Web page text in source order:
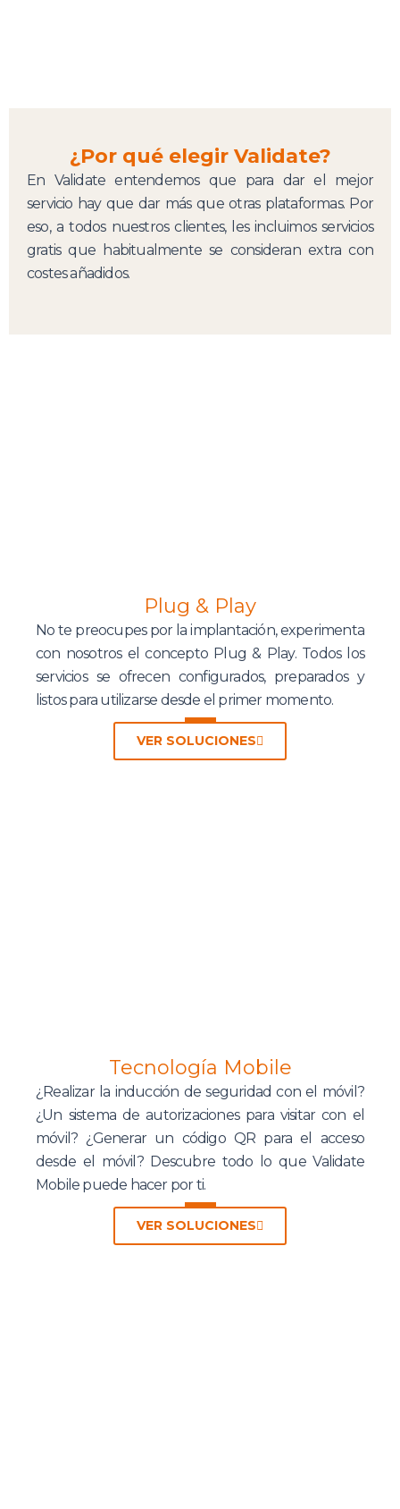
¿Por qué elegir Validate?
En Validate entendemos que para dar el mejor
servicio hay que dar más que otras plataformas. Por
eso, a todos nuestros clientes, les incluimos servicios
gratis que habitualmente se consideran extra con
costes añadidos.
Plug & Play
No te preocupes por la implantación, experimenta
con nosotros el concepto Plug & Play. Todos los
servicios se ofrecen configurados, preparados y
listos para utilizarse desde el primer momento.
VER SOLUCIONES
Tecnología Mobile
¿Realizar la inducción de seguridad con el móvil?
¿Un sistema de autorizaciones para visitar con el
móvil? ¿Generar un código QR para el acceso
desde el móvil? Descubre todo lo que Validate
Mobile puede hacer por ti.
VER SOLUCIONES